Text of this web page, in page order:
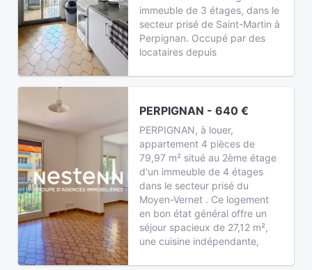
immeuble de 3 étages, dans le
secteur prisé de Saint-Martin à
Perpignan. Occupé par des
locataires depuis
PERPIGNAN - 640 €
PERPIGNAN, à louer,
appartement 4 pièces de
79,97 m² situé au 2ème étage
d'un immeuble de 4 étages
dans le secteur prisé du
Moyen-Vernet . Ce logement
en bon état général offre un
séjour spacieux de 27,12 m²,
une cuisine indépendante,